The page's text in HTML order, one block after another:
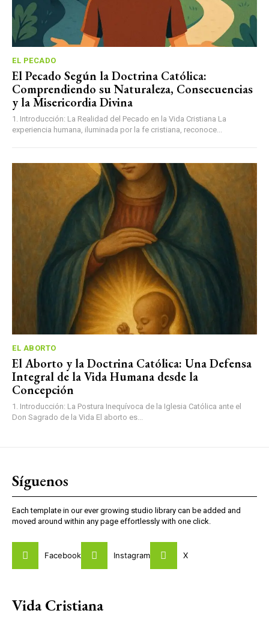
EL PECADO
El Pecado Según la Doctrina Católica:
Comprendiendo su Naturaleza, Consecuencias
y la Misericordia Divina
1. Introducción: La Realidad del Pecado en la Vida Cristiana La
experiencia humana, iluminada por la fe cristiana, reconoce...
EL ABORTO
El Aborto y la Doctrina Católica: Una Defensa
Integral de la Vida Humana desde la
Concepción
1. Introducción: La Postura Inequívoca de la Iglesia Católica ante el
Don Sagrado de la Vida El aborto es...
Síguenos
Each template in our ever growing studio library can be added and
moved around within any page effortlessly with one click.
Facebook Instagram X
Vida Cristiana